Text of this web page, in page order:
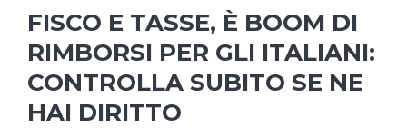
FISCO E TASSE, È BOOM DI
RIMBORSI PER GLI ITALIANI:
CONTROLLA SUBITO SE NE
HAI DIRITTO